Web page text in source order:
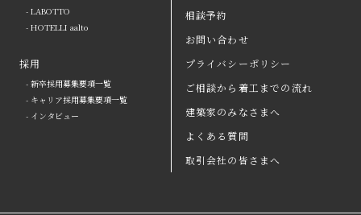
採用
イベント
事例紹介
取引会社の皆さまへ
プライバシーポリシー
コラム
見積もり依頼
相談予約
- LABOTTO
- HOTELLI aalto
採用
- 新卒採用募集要項一覧
- キャリア採用募集要項一覧
- インタビュー
ご相談から着工までの流れ
建築家のみなさまへ
よくある質問
取引会社の皆さまへ
相談予約
お問い合わせ
プライバシーポリシー